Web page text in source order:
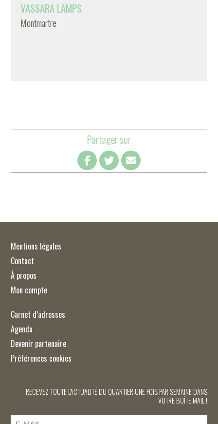
VASSARA LAMPS
Montmartre
Partager sur
Mentions légales
Contact
À propos
Mon compte
Carnet d’adresses
Agenda
Devenir partenaire
Préférences cookies
RECEVEZ TOUTE L'ACTUALITÉ DU QUARTIER UNE FOIS PAR SEMAINE DANS
VOTRE BOÎTE MAIL !